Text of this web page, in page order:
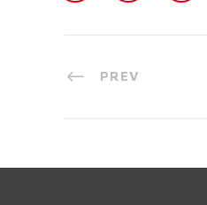
PREV